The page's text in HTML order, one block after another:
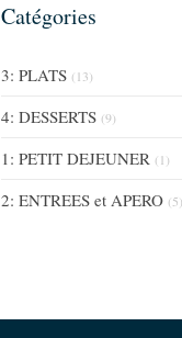
Catégories
3: PLATS (13)
4: DESSERTS (9)
1: PETIT DEJEUNER (1)
2: ENTREES et APERO (5)